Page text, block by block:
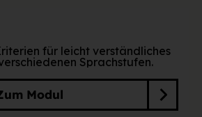
für leicht verständliches
Sprachstufen.
Modul